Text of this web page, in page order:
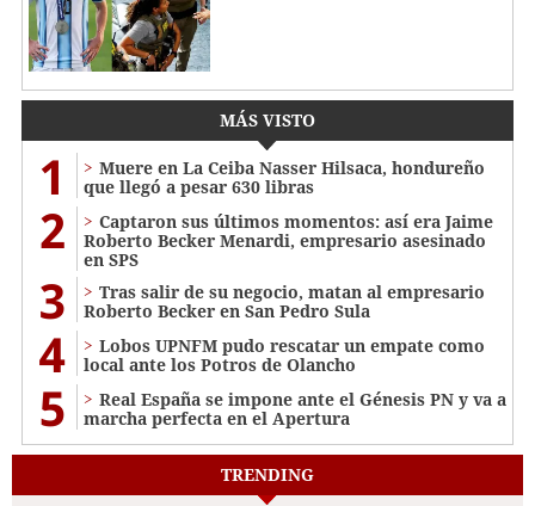
MÁS VISTO
1
Muere en La Ceiba Nasser Hilsaca, hondureño
que llegó a pesar 630 libras
2
Captaron sus últimos momentos: así era Jaime
Roberto Becker Menardi​​​, empresario asesinado
en SPS
3
Tras salir de su negocio, matan al empresario
Roberto Becker en San Pedro Sula
4
Lobos UPNFM pudo rescatar un empate como
local ante los Potros de Olancho
5
Real España se impone ante el Génesis PN y va a
marcha perfecta en el Apertura
TRENDING